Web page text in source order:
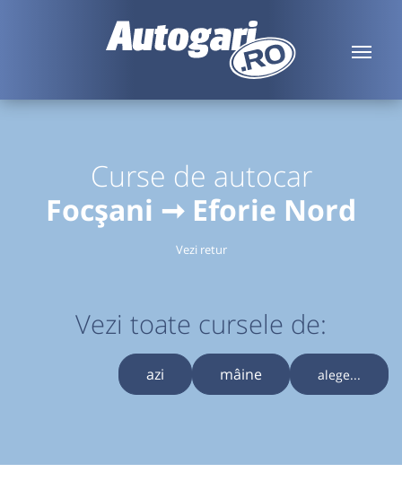
Curse de autocar
Focșani ➞ Eforie Nord
Vezi retur
Vezi toate cursele de:
azi mâine alege...